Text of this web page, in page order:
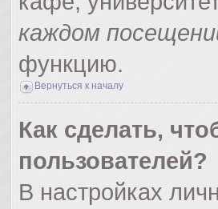
каждом
функцию.
Вернуться к началу
Как сделать,
пользователей?
В настройках